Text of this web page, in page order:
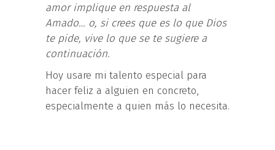
amor implique en respuesta al
Amado… o, si crees que es lo que Dios
te pide, vive lo que se te sugiere a
continuación.
Hoy usare mi talento especial para
hacer feliz a alguien en concreto,
especialmente a quien más lo necesita.